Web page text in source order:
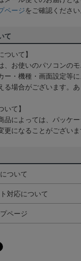
ページをご確認ください
て
ついて】
、お使いのパソコンの
ー・機種・画面設定等
る場合がございます。
いて】
品によっては、パッケ
更になることがございま
ついて
対応について
ページ